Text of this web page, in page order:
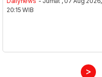
20:15 WIB
>